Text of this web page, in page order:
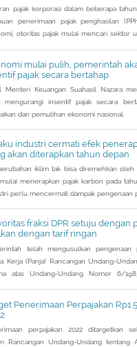
pajak korporasi dalam beberapa
penerimaan pajak penghasilan
otoritas pajak mulai mencari sektor
mulai pulih, pemerintah
pajak secara bertahap
Menteri Keuangan Suahasil Nazara
mengurangi insentif pajak secara
dan pemulihan ekonomi nasional.
industri cermati efek
akan diterapkan tahun depan
iklim tak bisa diremehkan oleh
menerapkan pajak karbon pada
perlu mencermati dampak pengenaan
fraksi DPR setuju dengan
dengan tarif ringan
telah mengusulkan pengenaan
Kerja (Panja) Rancangan Undang-
atas Undang-Undang Nomor 6/
Penerimaan Perpajakan
perpajakan 2022 ditargetkan
Rancangan Undang-Undang tentang